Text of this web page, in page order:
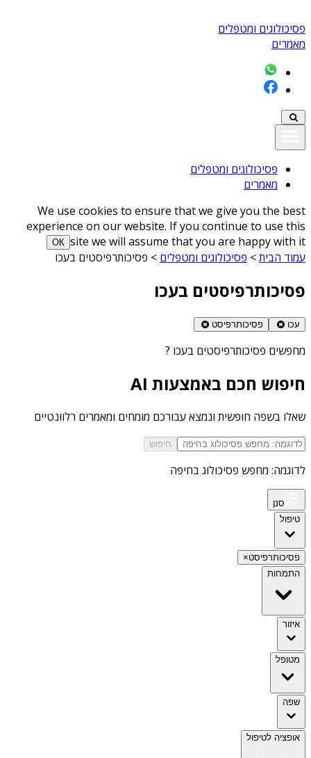
פסיכולוגים ומטפלים
מאמרים
פסיכולוגים ומטפלים
מאמרים
We use cookies to ensure that we give you the best
experience on our website. If you continue to use this
site we will assume that you are happy with it
ОК
עמוד הבית> פסיכולוגים ומטפלים > פסיכותרפיסטים בעכו
פסיכותרפיסטים בעכו
עכו פסיכותרפיסט
מחפשים פסיכותרפיסטים בעכו ?
חיפוש חכם באמצעות AI
שאלו בשפה חופשית ונמצא עבורכם מומחים ומאמרים רלוונטיים
חיפוש
לדוגמה: מחפש פסיכולוג בחיפה
סנן
טיפול
פסיכותרפיסט×
התמחות
איזור
מטופל
שפה
אופציה לטיפול